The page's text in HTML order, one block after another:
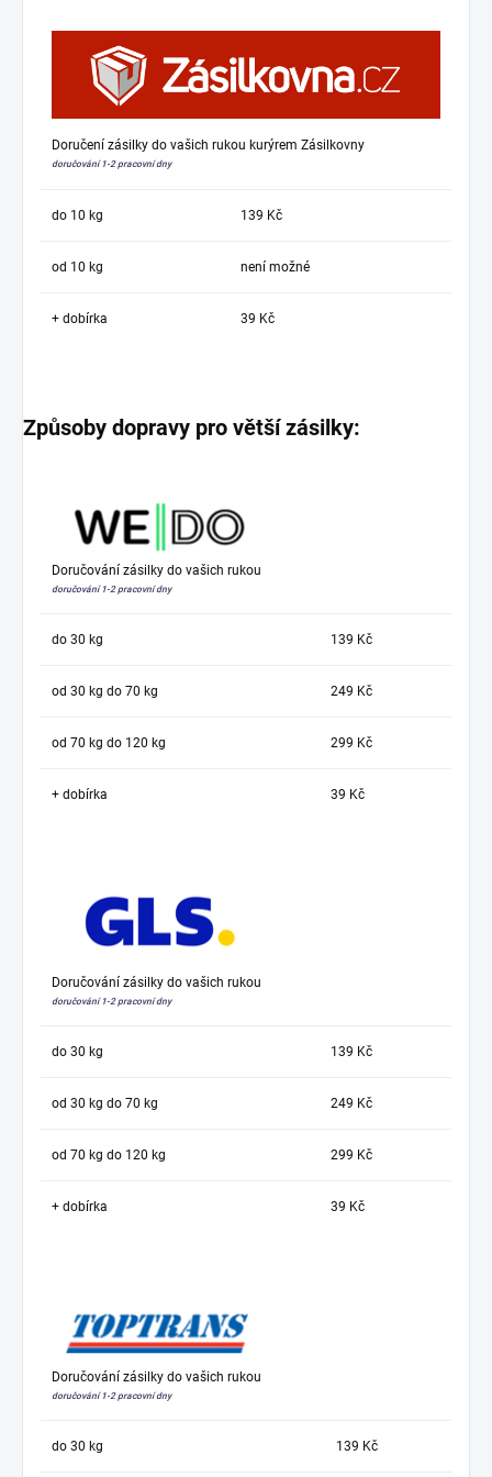
Doručení zásilky do vašich rukou kurýrem Zásilkovny
doručování 1-2 pracovní dny
do 10 kg 139 Kč
od 10 kg není možné
+ dobírka 39 Kč
Způsoby dopravy pro větší zásilky:
Doručování zásilky do vašich rukou
doručování 1-2 pracovní dny
do 30 kg 139 Kč
od 30 kg do 70 kg 249 Kč
od 70 kg do 120 kg 299 Kč
+ dobírka 39 Kč
Doručování zásilky do vašich rukou
doručování 1-2 pracovní dny
do 30 kg 139 Kč
od 30 kg do 70 kg 249 Kč
od 70 kg do 120 kg 299 Kč
+ dobírka 39 Kč
Doručování zásilky do vašich rukou
doručování 1-2 pracovní dny
do 30 kg 139 Kč